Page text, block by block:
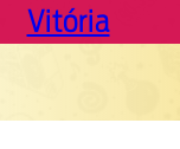
Vitória